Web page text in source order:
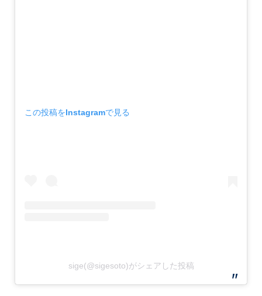
この投稿をInstagramで見る
sige(@sigesoto)がシェアした投稿